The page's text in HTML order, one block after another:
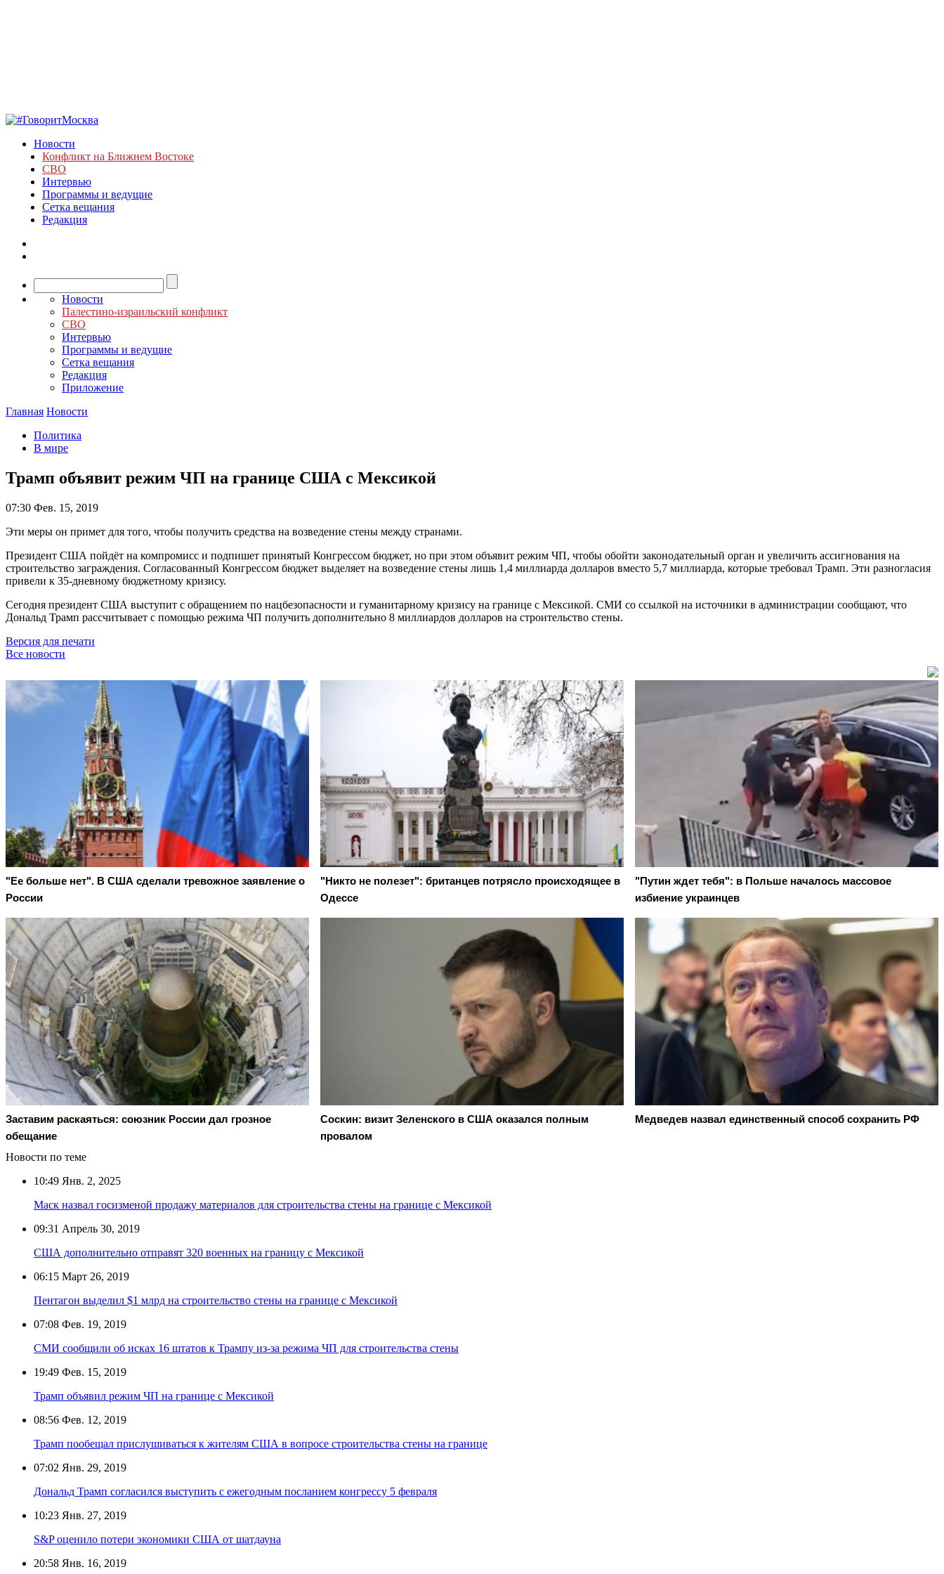
Новости
Конфликт на Ближнем Востоке
СВО
Интервью
Программы и ведущие
Сетка вещания
Редакция
Новости
Палестино-израильский конфликт
СВО
Интервью
Программы и ведущие
Сетка вещания
Редакция
Приложение
Главная Новости
Политика
В мире
Трамп объявит режим ЧП на границе США с Мексикой
07:30 Фев. 15, 2019
Эти меры он примет для того, чтобы получить средства на возведение стены между странами.
Президент США пойдёт на компромисс и подпишет принятый Конгрессом бюджет, но при этом объявит режим ЧП, чтобы обойти законодательный орган и увеличить ассигнования на
строительство заграждения. Согласованный Конгрессом бюджет выделяет на возведение стены лишь 1,4 миллиарда долларов вместо 5,7 миллиарда, которые требовал Трамп. Эти разногласия
привели к 35-дневному бюджетному кризису.
Сегодня президент США выступит с обращением по нацбезопасности и гуманитарному кризису на границе с Мексикой. СМИ со ссылкой на источники в администрации сообщают, что
Дональд Трамп рассчитывает с помощью режима ЧП получить дополнительно 8 миллиардов долларов на строительство стены.
Версия для печати
Все новости
"Ее больше нет". В США сделали тревожное заявление о
России
"Никто не полезет": британцев потрясло происходящее в
Одессе
"Путин ждет тебя": в Польше началось массовое
избиение украинцев
Заставим раскаяться: союзник России дал грозное
обещание
Соскин: визит Зеленского в США оказался полным
провалом
Медведев назвал единственный способ сохранить РФ
Новости по теме
10:49 Янв. 2, 2025
Маск назвал госизменой продажу материалов для строительства стены на границе с Мексикой
09:31 Апрель 30, 2019
США дополнительно отправят 320 военных на границу с Мексикой
06:15 Март 26, 2019
Пентагон выделил $1 млрд на строительство стены на границе с Мексикой
07:08 Фев. 19, 2019
СМИ сообщили об исках 16 штатов к Трампу из-за режима ЧП для строительства стены
19:49 Фев. 15, 2019
Трамп объявил режим ЧП на границе с Мексикой
08:56 Фев. 12, 2019
Трамп пообещал прислушиваться к жителям США в вопросе строительства стены на границе
07:02 Янв. 29, 2019
Дональд Трамп согласился выступить с ежегодным посланием конгрессу 5 февраля
10:23 Янв. 27, 2019
S&P оценило потери экономики США от шатдауна
20:58 Янв. 16, 2019